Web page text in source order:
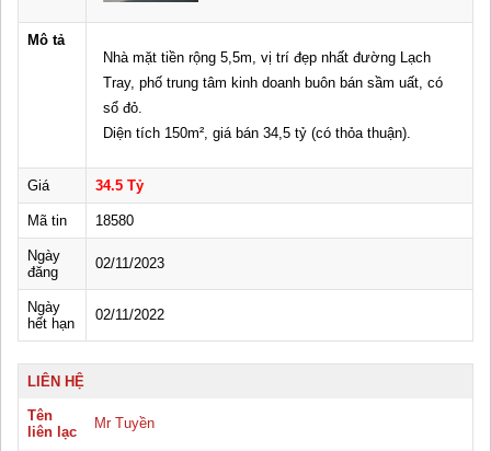
Mô tả
Nhà mặt tiền rộng 5,5m, vị trí đẹp nhất đường Lạch
Tray, phố trung tâm kinh doanh buôn bán sầm uất, có
sổ đỏ.
Diện tích 150m², giá bán 34,5 tỷ (có thỏa thuận).
Giá 34.5 Tỷ
Mã tin 18580
Ngày
đăng
02/11/2023
Ngày
hết hạn
02/11/2022
LIÊN HỆ
Tên
liên lạc
Mr Tuyền